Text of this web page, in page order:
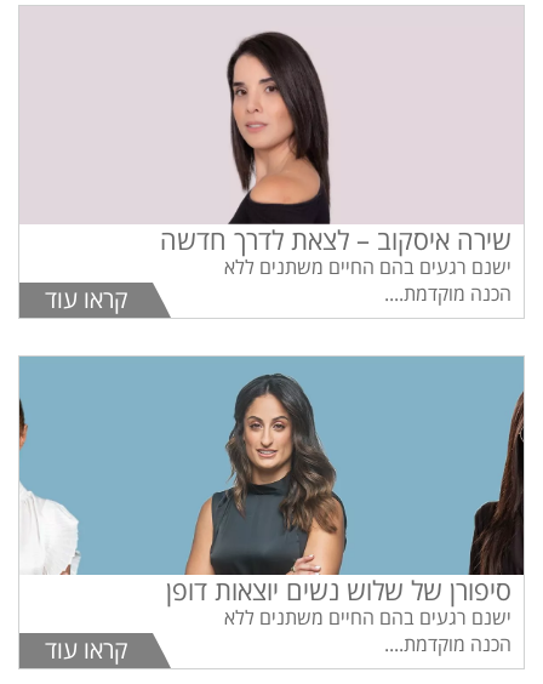
שירה איסקוב – לצאת לדרך חדשה
ישנם רגעים בהם החיים משתנים ללא
הכנה מוקדמת....
קראו עוד
סיפורן של שלוש נשים יוצאות דופן
ישנם רגעים בהם החיים משתנים ללא
הכנה מוקדמת....
קראו עוד